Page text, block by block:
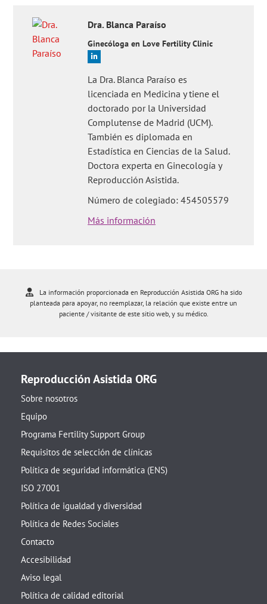
Dra. Blanca Paraíso
Ginecóloga en Love Fertility Clinic
La Dra. Blanca Paraíso es
licenciada en Medicina y tiene el
doctorado por la Universidad
Complutense de Madrid (UCM).
También es diplomada en
Estadística en Ciencias de la Salud.
Doctora experta en Ginecología y
Reproducción Asistida.
Número de colegiado: 454505579
Más información
La información proporcionada en Reproducción Asistida ORG ha sido
planteada para apoyar, no reemplazar, la relación que existe entre un
paciente / visitante de este sitio web, y su médico.
Reproducción Asistida ORG
Sobre nosotros
Equipo
Programa Fertility Support Group
Requisitos de selección de clínicas
Política de seguridad informática (ENS)
ISO 27001
Política de igualdad y diversidad
Política de Redes Sociales
Contacto
Accesibilidad
Aviso legal
Política de calidad editorial